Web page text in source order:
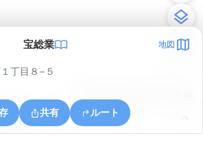
宝総業 地図
丁目８−５
共有 ルート
池町２丁目